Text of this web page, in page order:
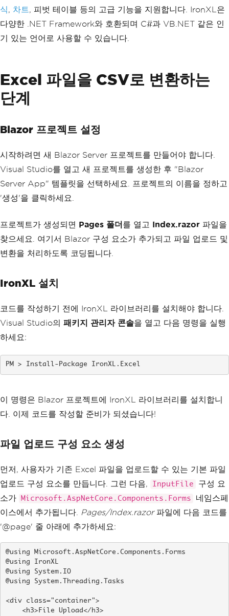
식, 차트, 피벗 테이블 등의 고급 기능을 지원합니다. IronXL은
다양한 .NET Framework와 호환되며 C#과 VB.NET 같은 인
기 있는 언어로 사용할 수 있습니다.
Excel 파일을 CSV로 변환하는
단계
Blazor 프로젝트 설정
시작하려면 새 Blazor Server 프로젝트를 만들어야 합니다.
Visual Studio를 열고 새 프로젝트를 생성한 후 "Blazor
Server App" 템플릿을 선택하세요. 프로젝트의 이름을 정하고
'생성'을 클릭하세요.
프로젝트가 생성되면 Pages 폴더 를 열고 Index.razor 파일을
찾으세요. 여기서 Blazor 구성 요소가 추가되고 파일 업로드 및
변환을 처리하도록 코딩됩니다.
IronXL 설치
코드를 작성하기 전에 IronXL 라이브러리를 설치해야 합니다.
Visual Studio의 패키지 관리자 콘솔을 열고 다음 명령을 실행
하세요:
Install-Package IronXL.Excel
이 명령은 Blazor 프로젝트에 IronXL 라이브러리를 설치합니
다. 이제 코드를 작성할 준비가 되셨습니다!
파일 업로드 구성 요소 생성
먼저, 사용자가 기존 Excel 파일을 업로드할 수 있는 기본 파일
업로드 구성 요소를 만듭니다. 그런 다음,
InputFile
구성 요
소가
Microsoft.AspNetCore.Components.Forms
네임스페
이스에서 추가됩니다.
Pages/Index.razor파일에 다음 코드를
'@page' 줄 아래에 추가하세요:
@using Microsoft.AspNetCore.Components.Forms
@using IronXL
@using System.IO
@using System.Threading.Tasks
<div class="container">